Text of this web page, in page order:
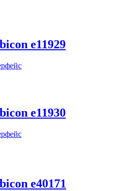
e11929
e11930
e40171